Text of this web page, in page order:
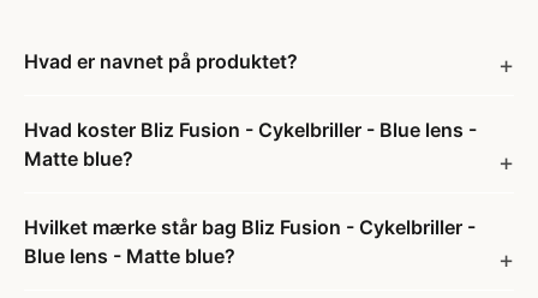
Hvad er navnet på produktet?
Hvad koster Bliz Fusion - Cykelbriller - Blue lens -
Matte blue?
Hvilket mærke står bag Bliz Fusion - Cykelbriller -
Blue lens - Matte blue?